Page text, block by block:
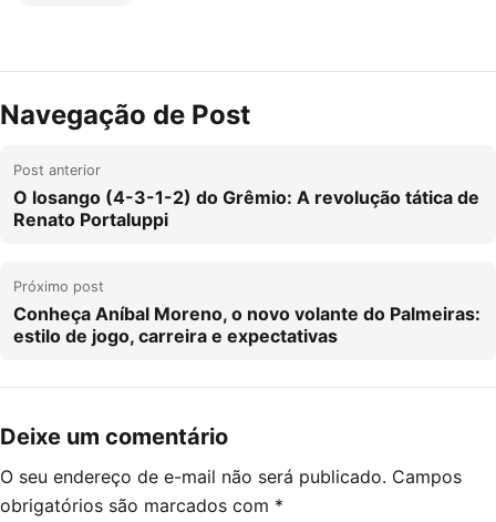
Navegação de Post
Post anterior
O losango (4-3-1-2) do Grêmio: A revolução tática de
Renato Portaluppi
Próximo post
Conheça Aníbal Moreno, o novo volante do Palmeiras:
estilo de jogo, carreira e expectativas
Deixe um comentário
O seu endereço de e-mail não será publicado. Campos
obrigatórios são marcados com *